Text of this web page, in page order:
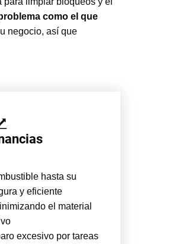
como el que
negocio, así que
hasta su
y eficiente
el material
excesivo por tareas